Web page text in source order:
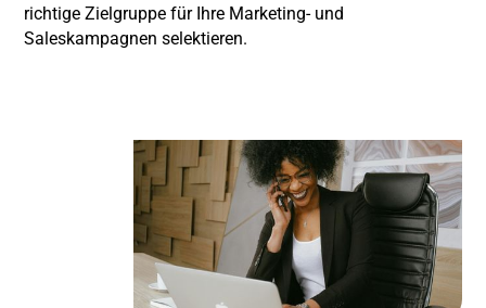
richtige Zielgruppe für Ihre Marketing- und
Saleskampagnen selektieren.